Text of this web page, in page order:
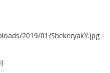
2019/01/ShekeryakY.jpg